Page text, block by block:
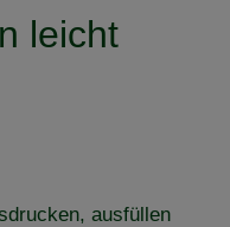
leicht
ausfüllen